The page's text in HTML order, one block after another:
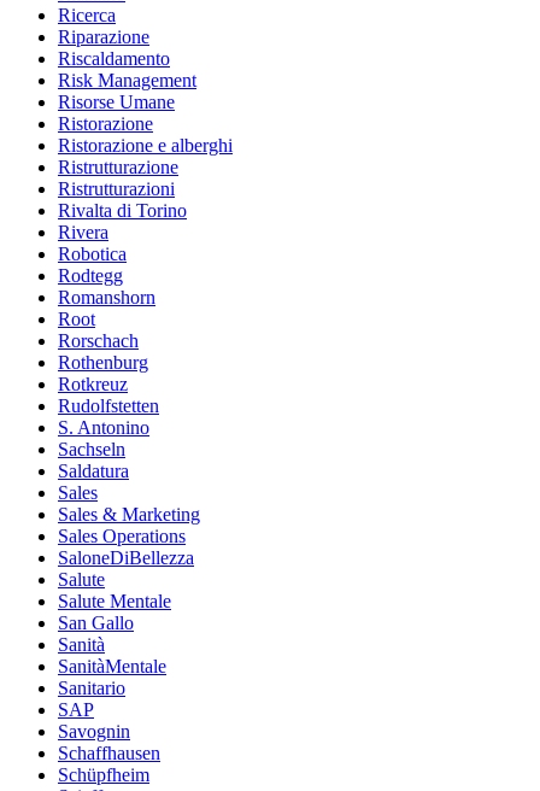
Ricerca
Riparazione
Riscaldamento
Risk Management
Risorse Umane
Ristorazione
Ristorazione e alberghi
Ristrutturazione
Ristrutturazioni
Rivalta di Torino
Rivera
Robotica
Rodtegg
Romanshorn
Root
Rorschach
Rothenburg
Rotkreuz
Rudolfstetten
S. Antonino
Sachseln
Saldatura
Sales
Sales & Marketing
Sales Operations
SaloneDiBellezza
Salute
Salute Mentale
San Gallo
Sanità
SanitàMentale
Sanitario
SAP
Savognin
Schaffhausen
Schüpfheim